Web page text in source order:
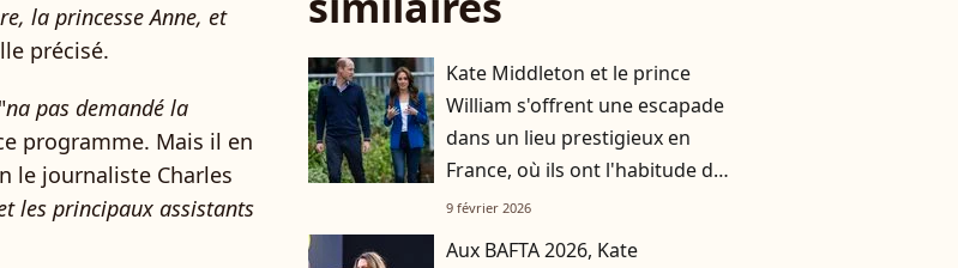
la princesse Anne, et
précisé.
na pas demandé la
programme. Mais il en
le journaliste Charles
les principaux assistants
Kate Middleton et le prince
William s'offrent une escapade
dans un lieu prestigieux en
France, où ils ont l'habitude de
se rendre avec leurs trois
9 février 2026
Aux BAFTA 2026, Kate